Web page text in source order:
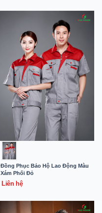
Đồng Phục Bảo Hộ Lao Động Màu
Xám Phối Đỏ
Liên hệ